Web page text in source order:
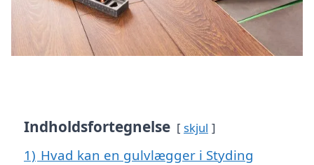
Indholdsfortegnelse skjul
1) Hvad kan en gulvlægger i Styding